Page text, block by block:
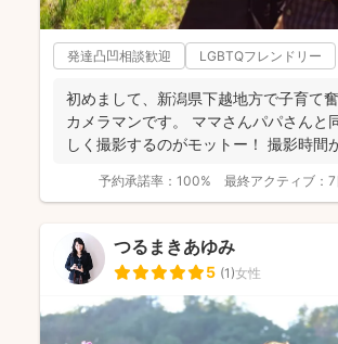
発達凸凹相談歓迎 LGBTQフレンドリー
初めまして、新潟県下越地方で子育て
カメラマンです。 ママさんパパさんと
しく撮影するのがモットー！ 撮影時間
予約承諾率： 100% 最終アクティブ： 7
つるまきあゆみ
5 (1)女性